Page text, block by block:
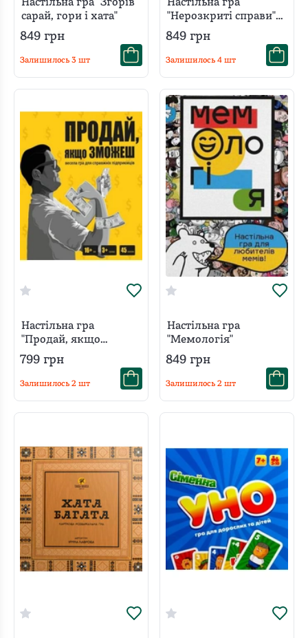
Настільна гра "Згорів
сарай, гори і хата"
849 грн
Залишилось 3 шт
Настільна гра
"Нерозкриті справи"
#1
849 грн
Залишилось 4 шт
Настільна гра
"Продай, якщо
зможеш"
799 грн
Залишилось 2 шт
Настільна гра
"Мемологія"
849 грн
Залишилось 2 шт